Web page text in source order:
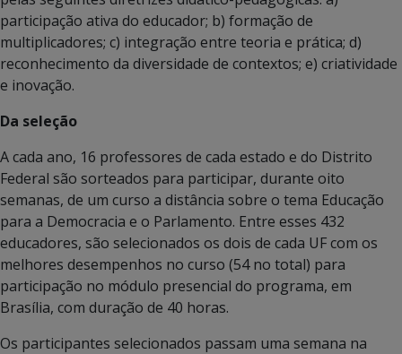
participação ativa do educador; b) formação de
multiplicadores; c) integração entre teoria e prática; d)
reconhecimento da diversidade de contextos; e) criatividade
e inovação.
Da seleção
A cada ano, 16 professores de cada estado e do Distrito
Federal são sorteados para participar, durante oito
semanas, de um curso a distância sobre o tema Educação
para a Democracia e o Parlamento. Entre esses 432
educadores, são selecionados os dois de cada UF com os
melhores desempenhos no curso (54 no total) para
participação no módulo presencial do programa, em
Brasília, com duração de 40 horas.
Os participantes selecionados passam uma semana na